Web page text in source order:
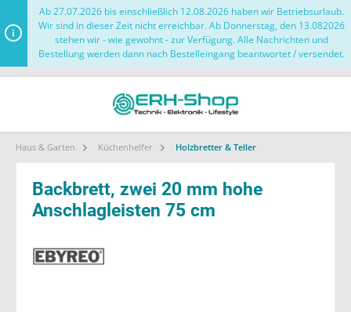
Ab 27.07.2026 bis einschließlich 12.08.2026 haben wir Betriebsurlaub.
Wir sind in dieser Zeit nicht erreichbar. Ab Donnerstag, den 13.082026
stehen wir - wie gewohnt - zur Verfügung. Alle Nachrichten und
Bestellung werden dann nach Bestelleingang beantwortet / versendet.
Haus & Garten Küchenhelfer Holzbretter & Teller
Backbrett, zwei 20 mm hohe
Anschlagleisten 75 cm